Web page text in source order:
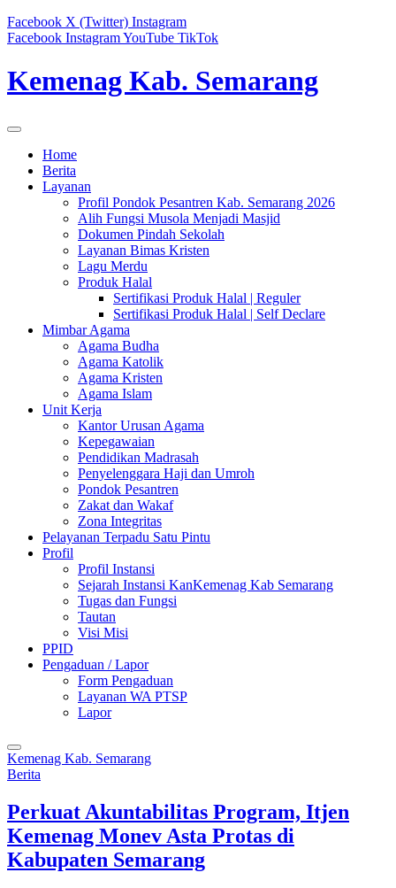
Facebook X (Twitter) Instagram
Facebook InstagramYouTube TikTok
Kemenag Kab. Semarang
Home
Berita
Layanan
Profil Pondok Pesantren Kab. Semarang 2026
Alih Fungsi Musola Menjadi Masjid
Dokumen Pindah Sekolah
Layanan Bimas Kristen
Lagu Merdu
Produk Halal
Sertifikasi Produk Halal | Reguler
Sertifikasi Produk Halal | Self Declare
Mimbar Agama
Agama Budha
Agama Katolik
Agama Kristen
Agama Islam
Unit Kerja
Kantor Urusan Agama
Kepegawaian
Pendidikan Madrasah
Penyelenggara Haji dan Umroh
Pondok Pesantren
Zakat dan Wakaf
Zona Integritas
Pelayanan Terpadu Satu Pintu
Profil
Profil Instansi
Sejarah Instansi KanKemenag Kab Semarang
Tugas dan Fungsi
Tautan
Visi Misi
PPID
Pengaduan / Lapor
Form Pengaduan
Layanan WA PTSP
Lapor
Kemenag Kab. Semarang
Berita
Perkuat Akuntabilitas Program, Itjen
Kemenag Monev Asta Protas di
Kabupaten Semarang